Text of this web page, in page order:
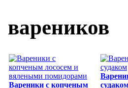
вареников
Вареники с копченым